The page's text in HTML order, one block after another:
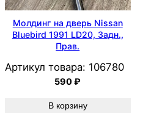
Молдинг на дверь Nissan
Bluebird 1991 LD20, Задн.,
Прав.
Артикул товара: 106780
590₽
В корзину